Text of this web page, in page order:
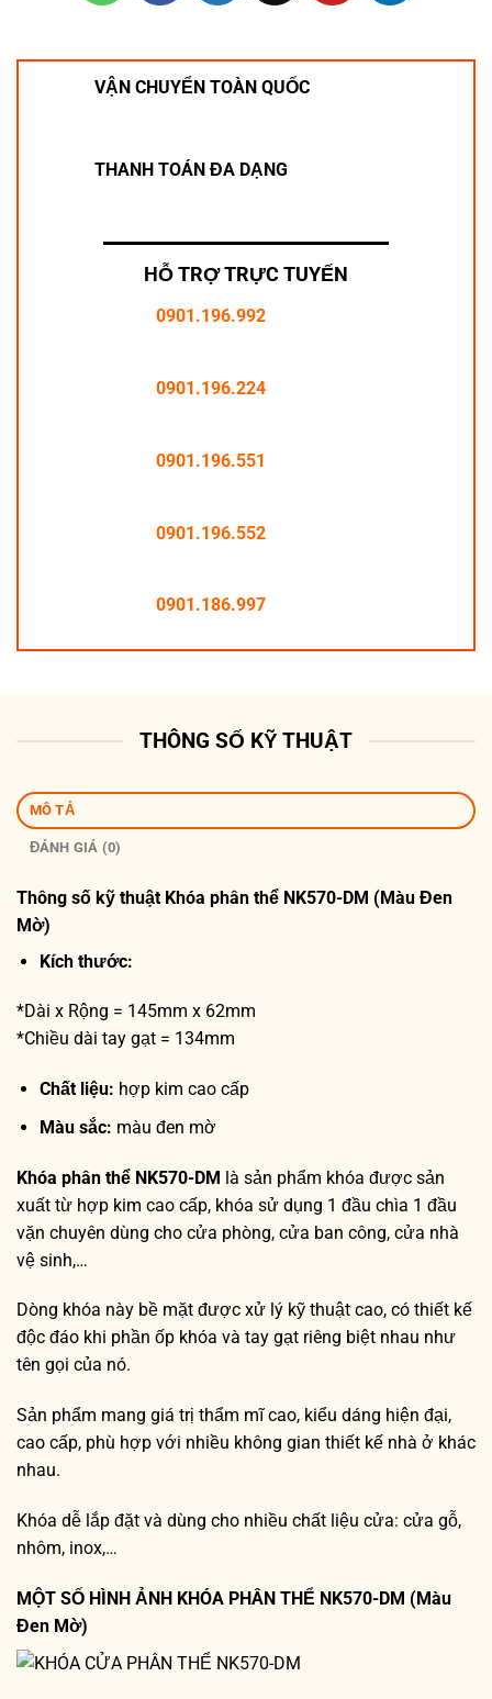
VẬN CHUYỂN TOÀN QUỐC
THANH TOÁN ĐA DẠNG
HỖ TRỢ TRỰC TUYẾN
0901.196.992
0901.196.224
0901.196.551
0901.196.552
0901.186.997
THÔNG SỐ KỸ THUẬT
MÔ TẢ
ĐÁNH GIÁ (0)
Thông số kỹ thuật Khóa phân thể NK570-DM (Màu Đen
Mờ)
Kích thước:
*Dài x Rộng = 145mm x 62mm
*Chiều dài tay gạt = 134mm
Chất liệu: hợp kim cao cấp
Màu sắc: màu đen mờ
Khóa phân thể NK570-DM là sản phẩm khóa được sản
xuất từ hợp kim cao cấp, khóa sử dụng 1 đầu chìa 1 đầu
vặn chuyên dùng cho cửa phòng, cửa ban công, cửa nhà
vệ sinh,…
Dòng khóa này bề mặt được xử lý kỹ thuật cao, có thiết kế
độc đáo khi phần ốp khóa và tay gạt riêng biệt nhau như
tên gọi của nó.
Sản phẩm mang giá trị thẩm mĩ cao, kiểu dáng hiện đại,
cao cấp, phù hợp với nhiều không gian thiết kế nhà ở khác
nhau.
Khóa dễ lắp đặt và dùng cho nhiều chất liệu cửa: cửa gỗ,
nhôm, inox,…
MỘT SỐ HÌNH ẢNH KHÓA PHÂN THỂ NK570-DM (Màu
Đen Mờ)